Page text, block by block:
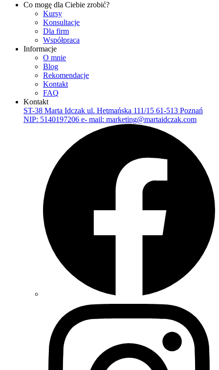
Co mogę dla Ciebie zrobić?
Kursy
Konsultacje
Dla firm
Współpraca
Informacje
O mnie
Blog
Rekomendacje
Kontakt
FAQ
Kontakt
ST-38 Marta Idczak ul. Hetmańska 111/15 61-513 Poznań
NIP: 5140197206 e- mail: marketing@martaidczak.com